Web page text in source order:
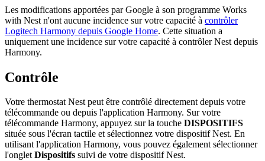
Les modifications apportées par Google à son programme Works
with Nest n'ont aucune incidence sur votre capacité à contrôler
Logitech Harmony depuis Google Home. Cette situation a
uniquement une incidence sur votre capacité à contrôler Nest depuis
Harmony.
Contrôle
Votre thermostat Nest peut être contrôlé directement depuis votre
télécommande ou depuis l'application Harmony. Sur votre
télécommande Harmony, appuyez sur la touche DISPOSITIFS
située sous l'écran tactile et sélectionnez votre dispositif Nest. En
utilisant l'application Harmony, vous pouvez également sélectionner
l'ongletDispositifs suivi de votre dispositif Nest.